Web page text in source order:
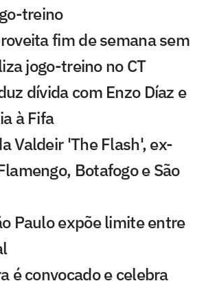
treino
fim de semana sem
jogo-treino no CT
dívida com Enzo Díaz e
à Fifa
Valdeir 'The Flash', ex-
Botafogo e São
Paulo expõe limite entre
é convocado e celebra